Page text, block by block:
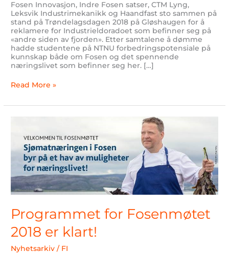
Fosen Innovasjon, Indre Fosen satser, CTM Lyng,
Leksvik Industrimekanikk og Haandfast sto sammen på
stand på Trøndelagsdagen 2018 på Gløshaugen for å
reklamere for Industrieldoradoet som befinner seg på
«andre siden av fjorden». Etter samtalene å dømme
hadde studentene på NTNU forbedringspotensiale på
kunnskap både om Fosen og det spennende
næringslivet som befinner seg her. […]
til
industri
Read More »
Programmet for Fosenmøtet
2018 er klart!
Nyhetsarkiv / FI
Fosenmøtet
2018
klart!